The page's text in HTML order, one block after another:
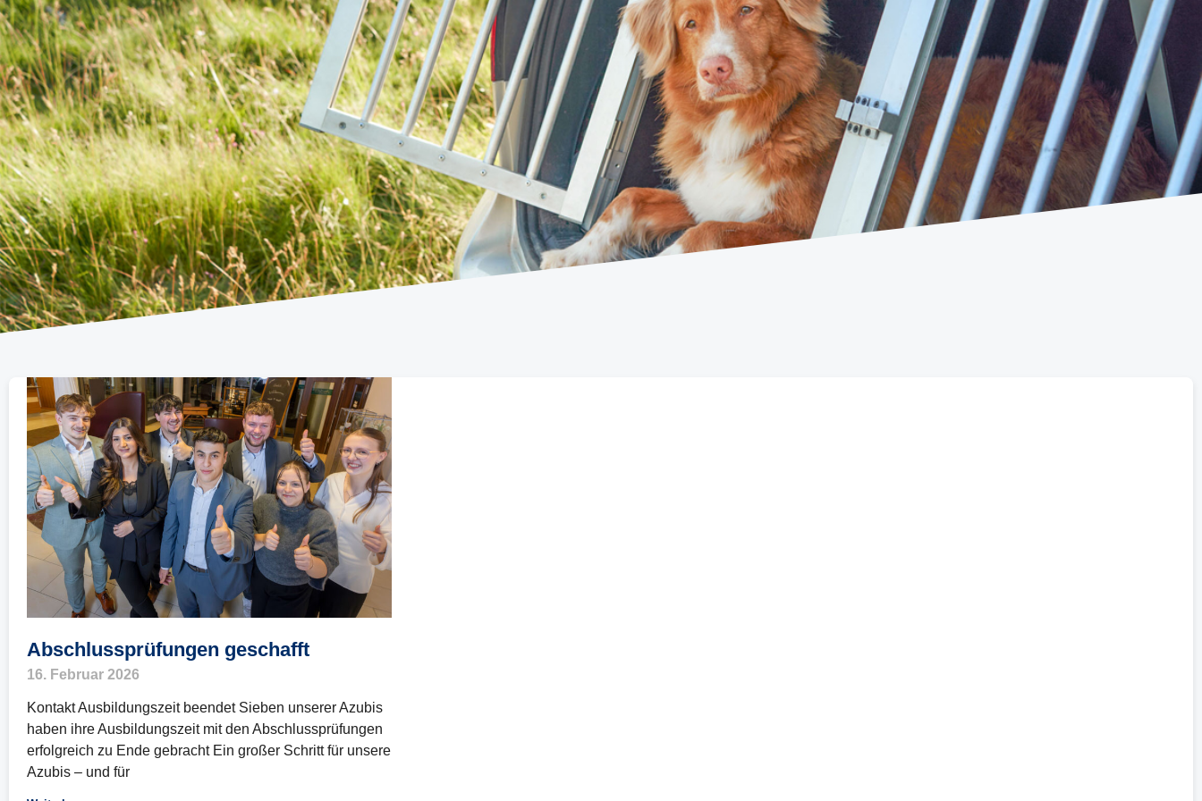
Abschlussprüfungen geschafft
16. Februar 2026
Kontakt Ausbildungszeit beendet Sieben unserer Azubis
haben ihre Ausbildungszeit mit den Abschlussprüfungen
erfolgreich zu Ende gebracht Ein großer Schritt für unsere
Azubis – und für